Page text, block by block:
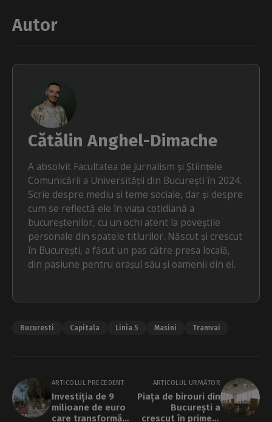
Autor
Cătălin Anghel-Dimache
A absolvit Facultatea de Jurnalism și Științele
Comunicării a Universității din București în 2024.
Scrie despre mediu și teme sociale, dar și despre
cum se reflectă ele în viața cotidiană a
bucureștenilor, cu un ochi atent la poveștile
personale din spatele titlurilor. Născut și crescut
în București, a făcut un pas către presa locală,
din pasiune pentru orașul său și oamenii din el.
Bucuresti Capitala Linia 5 Masini Tramvai
ARTICOLUL PRECEDENT
Investiția de 9
milioane de euro
care transformă
ARTICOLUL URMĂTOR
Piața de birouri din
București a
crescut în primele